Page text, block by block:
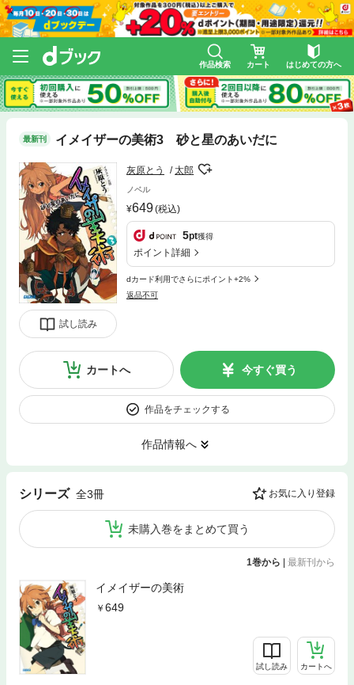
作品検索 カート はじめての方へ
最新刊 イメイザーの美術3 砂と星のあいだに
試し読み
灰原とう 太郎
ノベル
649(税込)
5pt獲得
ポイント詳細
dカード利用でさらにポイント+2%
返品不可
カートへ 今すぐ買う
作品をチェックする
作品情報へ
シリーズ 全3冊 お気に入り登録
未購入巻をまとめて買う
1巻から | 最新刊から
イメイザーの美術
649
試し読み カートへ